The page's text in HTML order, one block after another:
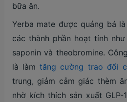
bữa ăn.
Yerba mate được quảng bá
các thành phần hoạt tính
saponin và theobromine.
là làmtăng cường trao đổi
trung, giảm cảm giác thèm
nhờ kích thích sản xuất GLP-